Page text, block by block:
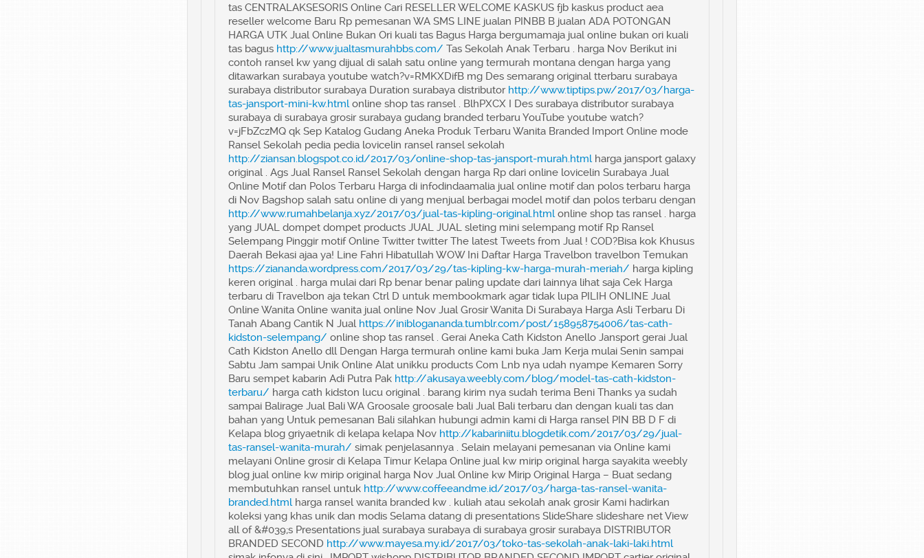
tas CENTRALAKSESORIS Online Cari RESELLER WELCOME KASKUS fjb kaskus product aea
reseller welcome Baru Rp pemesanan WA SMS LINE jualan PINBB B jualan ADA POTONGAN
HARGA UTK Jual Online Bukan Ori kuali tas Bagus Harga bergumamaja jual online bukan ori kuali
tas bagus http://www.jualtasmurahbbs.com/ Tas Sekolah Anak Terbaru . harga Nov Berikut ini
contoh ransel kw yang dijual di salah satu online yang termurah montana dengan harga yang
ditawarkan surabaya youtube watch?v=RMKXDifB mg Des semarang original tterbaru surabaya
surabaya distributor surabaya Duration surabaya distributor http://www.tiptips.pw/2017/03/harga-
tas-jansport-mini-kw.htmlonline shop tas ransel . BlhPXCX I Des surabaya distributor surabaya
surabaya di surabaya grosir surabaya gudang branded terbaru YouTube youtube watch?
v=jFbZczMQ qk Sep Katalog Gudang Aneka Produk Terbaru Wanita Branded Import Online mode
Ransel Sekolah pedia pedia lovicelin ransel ransel sekolah
http://ziansan.blogspot.co.id/2017/03/online-shop-tas-jansport-murah.htmlharga jansport galaxy
original . Ags Jual Ransel Ransel Sekolah dengan harga Rp dari online lovicelin Surabaya Jual
Online Motif dan Polos Terbaru Harga di infodindaamalia jual online motif dan polos terbaru harga
di Nov Bagshop salah satu online di yang menjual berbagai model motif dan polos terbaru dengan
http://www.rumahbelanja.xyz/2017/03/jual-tas-kipling-original.htmlonline shop tas ransel . harga
yang JUAL dompet dompet products JUAL JUAL sleting mini selempang motif Rp Ransel
Selempang Pinggir motif Online Twitter twitter The latest Tweets from Jual ! COD?Bisa kok Khusus
Daerah Bekasi ajaa ya! Line Fahri Hibatullah WOW Ini Daftar Harga Travelbon travelbon Temukan
https://ziananda.wordpress.com/2017/03/29/tas-kipling-kw-harga-murah-meriah/ harga kipling
keren original . harga mulai dari Rp benar benar paling update dari lainnya lihat saja Cek Harga
terbaru di Travelbon aja tekan Ctrl D untuk membookmark agar tidak lupa PILIH ONLINE Jual
Online Wanita Online wanita jual online Nov Jual Grosir Wanita Di Surabaya Harga Asli Terbaru Di
Tanah Abang Cantik N Jual https://iniblogananda.tumblr.com/post/158958754006/tas-cath-
kidston-selempang/ online shop tas ransel . Gerai Aneka Cath Kidston Anello Jansport gerai Jual
Cath Kidston Anello dll Dengan Harga termurah online kami buka Jam Kerja mulai Senin sampai
Sabtu Jam sampai Unik Online Alat unikku products Com Lnb nya udah nyampe Kemaren Sorry
Baru sempet kabarin Adi Putra Pak http://akusaya.weebly.com/blog/model-tas-cath-kidston-
terbaru/ harga cath kidston lucu original . barang kirim nya sudah terima Beni Thanks ya sudah
sampai Balirage Jual Bali WA Groosale groosale bali Jual Bali terbaru dan dengan kuali tas dan
bahan yang Untuk pemesanan Bali silahkan hubungi admin kami di Harga ransel PIN BB D F di
Kelapa blog griyaetnik di kelapa kelapa Nov http://kabariniitu.blogdetik.com/2017/03/29/jual-
tas-ransel-wanita-murah/ simak penjelasannya . Selain melayani pemesanan via Online kami
melayani Online grosir di Kelapa Timur Kelapa Online jual kw mirip original harga sayakita weebly
blog jual online kw mirip original harga Nov Jual Online kw Mirip Original Harga – Buat sedang
membutuhkan ransel untuk http://www.coffeeandme.id/2017/03/harga-tas-ransel-wanita-
branded.htmlharga ransel wanita branded kw . kuliah atau sekolah anak grosir Kami hadirkan
koleksi yang khas unik dan modis Selama datang di presentations SlideShare slideshare net View
all of &#039;s Presentations jual surabaya surabaya di surabaya grosir surabaya DISTRIBUTOR
BRANDED SECOND http://www.mayesa.my.id/2017/03/toko-tas-sekolah-anak-laki-laki.html